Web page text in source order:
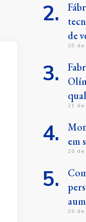
de
25
21
em
20
20